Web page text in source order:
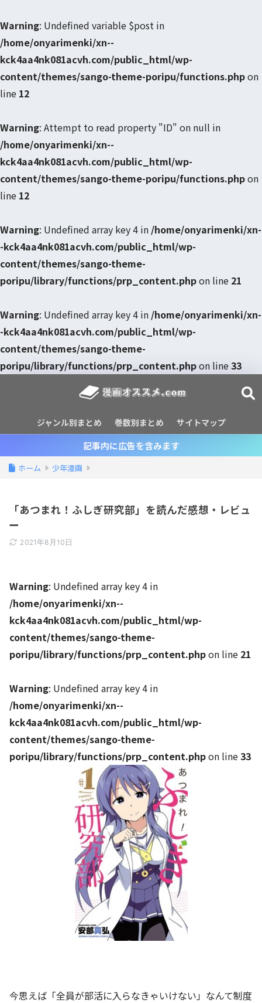
Warning: Undefined variable $post in
/home/onyarimenki/xn--
kck4aa4nk081acvh.com/public_html/wp-
content/themes/sango-theme-poripu/functions.phpon
line 12
Warning: Attempt to read property "ID" on null in
/home/onyarimenki/xn--
kck4aa4nk081acvh.com/public_html/wp-
content/themes/sango-theme-poripu/functions.phpon
line 12
Warning: Undefined array key 4 in /home/onyarimenki/xn-
-kck4aa4nk081acvh.com/public_html/wp-
content/themes/sango-theme-
poripu/library/functions/prp_content.phpon line 21
Warning: Undefined array key 4 in /home/onyarimenki/xn-
-kck4aa4nk081acvh.com/public_html/wp-
content/themes/sango-theme-
poripu/library/functions/prp_content.phpon line33
ジャンル別まとめ 巻数別まとめ サイトマップ
記事内に広告を含みます
ホーム 少年漫画
「あつまれ！ふしぎ研究部」を読んだ感想・レビュ
ー
2021年8月10日
Warning: Undefined array key 4 in
/home/onyarimenki/xn--
kck4aa4nk081acvh.com/public_html/wp-
content/themes/sango-theme-
poripu/library/functions/prp_content.phpon line 21
Warning: Undefined array key 4 in
/home/onyarimenki/xn--
kck4aa4nk081acvh.com/public_html/wp-
content/themes/sango-theme-
poripu/library/functions/prp_content.phpon line33
今思えば「全員が部活に入らなきゃいけない」なんて制度